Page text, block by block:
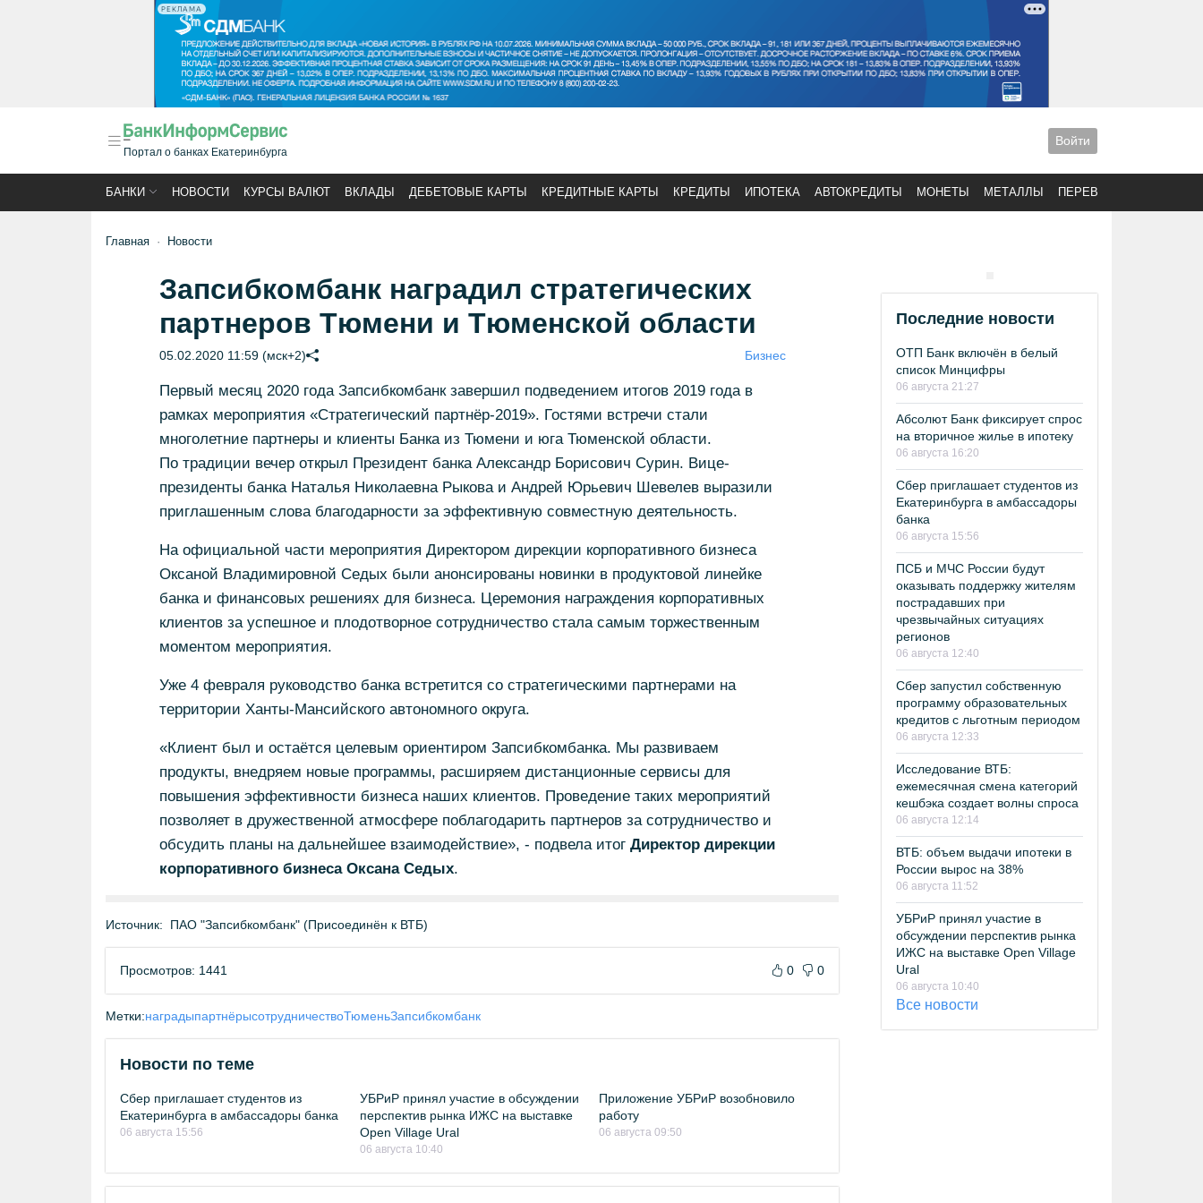
РЕКЛАМА
Портал о банках Екатеринбурга
Войти
БАНКИ НОВОСТИ КУРСЫ ВАЛЮТ ВКЛАДЫ ДЕБЕТОВЫЕ КАРТЫ КРЕДИТНЫЕ КАРТЫ КРЕДИТЫ ИПОТЕКА АВТОКРЕДИТЫ МОНЕТЫ МЕТАЛЛЫ ПЕРЕВОДЫ
Главная Новости
Запсибкомбанк наградил стратегических
партнеров Тюмени и Тюменской области
05.02.2020 11:59 (мск+2) Бизнес
Первый месяц 2020 года Запсибкомбанк завершил подведением итогов 2019 года в
рамках мероприятия «Стратегический партнёр-2019». Гостями встречи стали
многолетние партнеры и клиенты Банка из Тюмени и юга Тюменской области.
По традиции вечер открыл Президент банка Александр Борисович Сурин. Вице-
президенты банка Наталья Николаевна Рыкова и Андрей Юрьевич Шевелев выразили
приглашенным слова благодарности за эффективную совместную деятельность.
На официальной части мероприятия Директором дирекции корпоративного бизнеса
Оксаной Владимировной Седых были анонсированы новинки в продуктовой линейке
банка и финансовых решениях для бизнеса. Церемония награждения корпоративных
клиентов за успешное и плодотворное сотрудничество стала самым торжественным
моментом мероприятия.
Уже 4 февраля руководство банка встретится со стратегическими партнерами на
территории Ханты-Мансийского автономного округа.
«Клиент был и остаётся целевым ориентиром Запсибкомбанка. Мы развиваем
продукты, внедряем новые программы, расширяем дистанционные сервисы для
повышения эффективности бизнеса наших клиентов. Проведение таких мероприятий
позволяет в дружественной атмосфере поблагодарить партнеров за сотрудничество и
обсудить планы на дальнейшее взаимодействие», - подвела итог Директор дирекции
корпоративного бизнеса Оксана Седых.
Источник: ПАО "Запсибкомбанк" (Присоединён к ВТБ)
Просмотров: 1441 0 0
Метки:наградыпартнёрысотрудничествоТюменьЗапсибкомбанк
Новости по теме
Сбер приглашает студентов из
Екатеринбурга в амбассадоры банка
06 августа 15:56
УБРиР принял участие в обсуждении
перспектив рынка ИЖС на выставке
Open Village Ural
06 августа 10:40
Приложение УБРиР возобновило
работу
06 августа 09:50
Последние новости
ОТП Банк включён в белый
список Минцифры
06 августа 21:27
Абсолют Банк фиксирует спрос
на вторичное жилье в ипотеку
06 августа 16:20
Сбер приглашает студентов из
Екатеринбурга в амбассадоры
банка
06 августа 15:56
ПСБ и МЧС России будут
оказывать поддержку жителям
пострадавших при
чрезвычайных ситуациях
регионов
06 августа 12:40
Сбер запустил собственную
программу образовательных
кредитов с льготным периодом
06 августа 12:33
Исследование ВТБ:
ежемесячная смена категорий
кешбэка создает волны спроса
06 августа 12:14
ВТБ: объем выдачи ипотеки в
России вырос на 38%
06 августа 11:52
УБРиР принял участие в
обсуждении перспектив рынка
ИЖС на выставке Open Village
Ural
06 августа 10:40
Все новости